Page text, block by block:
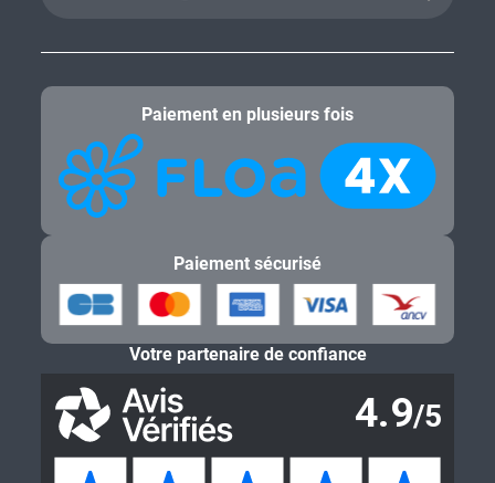
Paiement en plusieurs fois
Paiement sécurisé
Votre partenaire de confiance